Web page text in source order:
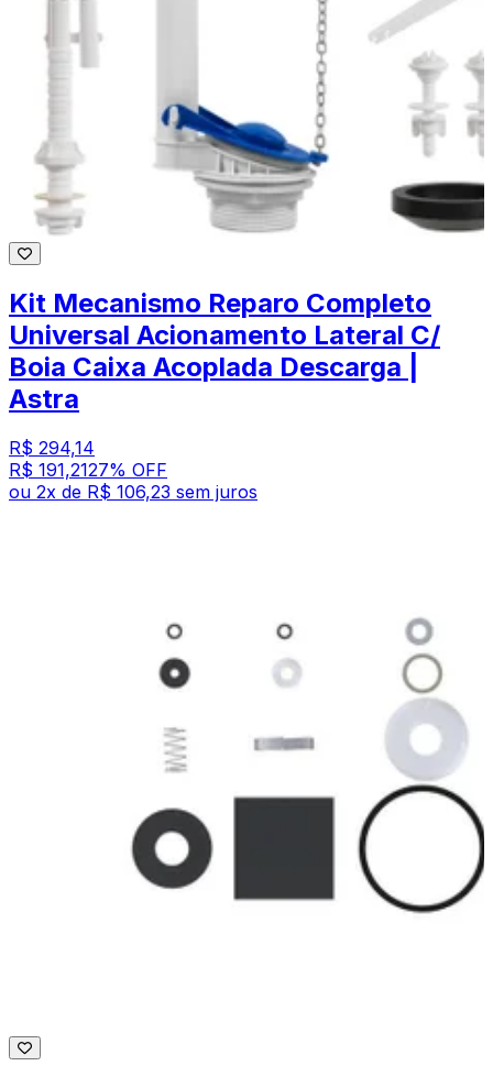
Kit Mecanismo Reparo Completo
Universal Acionamento Lateral C/
Boia Caixa Acoplada Descarga |
Astra
R$ 294,14
R$ 191,2127% OFF
ou 2x de R$ 106,23 sem juros